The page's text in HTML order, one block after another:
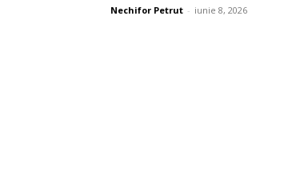
Nechifor Petrut - iunie 8, 2026